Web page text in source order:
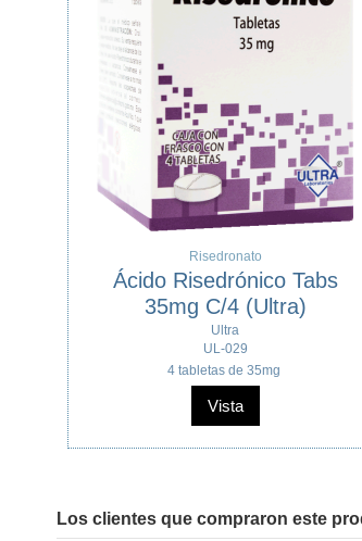
Risedronato
Ácido Risedrónico Tabs
35mg C/4 (Ultra)
Ultra
UL-029
4 tabletas de 35mg
Vista
Los clientes que compraron este